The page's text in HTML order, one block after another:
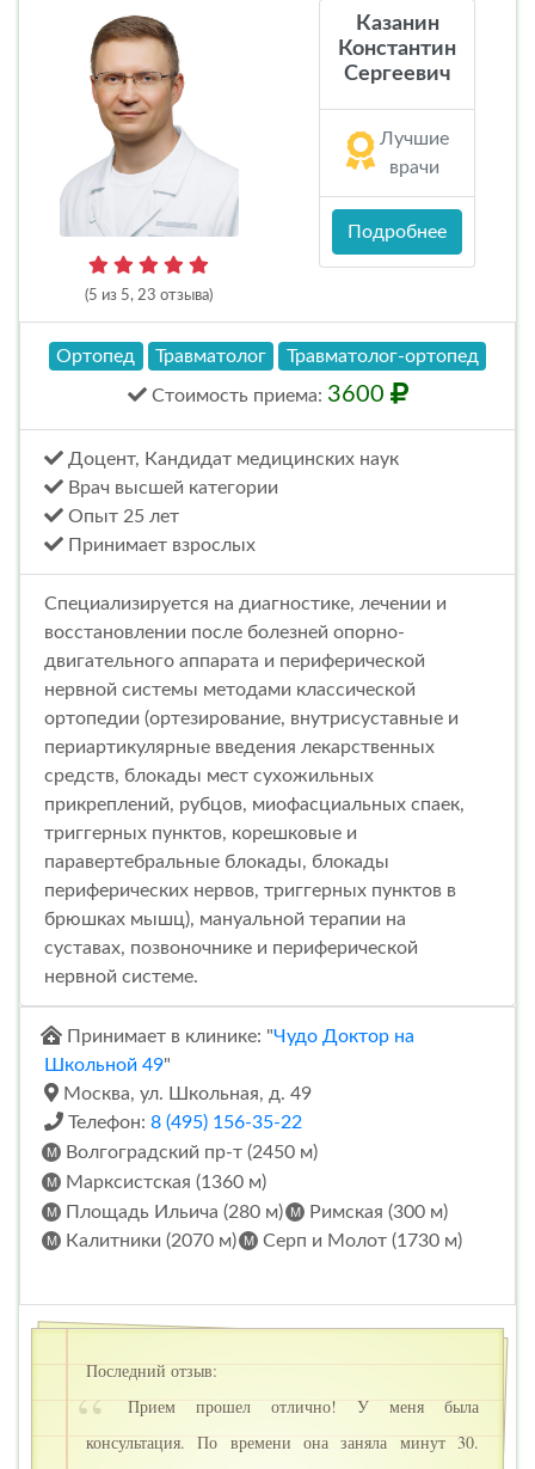
(5 из 5, 23 отзыва)
Казанин
Константин
Сергеевич
Лучшие
врачи
Подробнее
Ортопед Травматолог Травматолог-ортопед
Стоимость приема: 3600
Доцент, Кандидат медицинских наук
Врач высшей категории
Опыт 25 лет
Принимает взрослых
Специализируется на диагностике, лечении и
восстановлении после болезней опорно-
двигательного аппарата и периферической
нервной системы методами классической
ортопедии (ортезирование, внутрисуставные и
периартикулярные введения лекарственных
средств, блокады мест сухожильных
прикреплений, рубцов, миофасциальных спаек,
триггерных пунктов, корешковые и
паравертебральные блокады, блокады
периферических нервов, триггерных пунктов в
брюшках мышц), мануальной терапии на
суставах, позвоночнике и периферической
нервной системе.
Принимает в клинике: "Чудо Доктор на
Школьной 49"
Москва, ул. Школьная, д. 49
Телефон: 8 (495) 156-35-22
Волгоградский пр-т (2450 м)
Марксистская (1360 м)
Площадь Ильича (280 м)
Римская (300 м)
Калитники (2070 м)
Серп и Молот (1730 м)
Последний отзыв:
Прием прошел отлично! У меня была
консультация. По времени она заняла минут 30.